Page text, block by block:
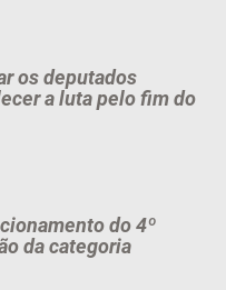
os deputados
a luta pelo fim do
do 4º
da categoria